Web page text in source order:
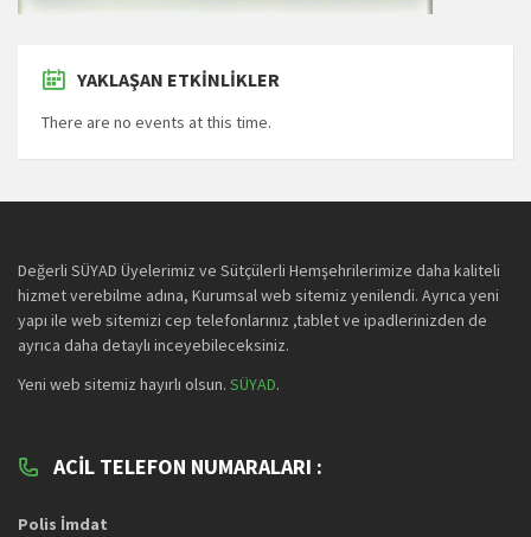
YAKLAŞAN ETKINLIKLER
There are no events at this time.
Değerli SÜYAD Üyelerimiz ve Sütçülerli Hemşehrilerimize daha kaliteli
hizmet verebilme adına, Kurumsal web sitemiz yenilendi. Ayrıca yeni
yapı ile web sitemizi cep telefonlarınız ,tablet ve ipadlerinizden de
ayrıca daha detaylı inceyebileceksiniz.
Yeni web sitemiz hayırlı olsun. SÜYAD.
ACIL TELEFON NUMARALARI :
Polis İmdat